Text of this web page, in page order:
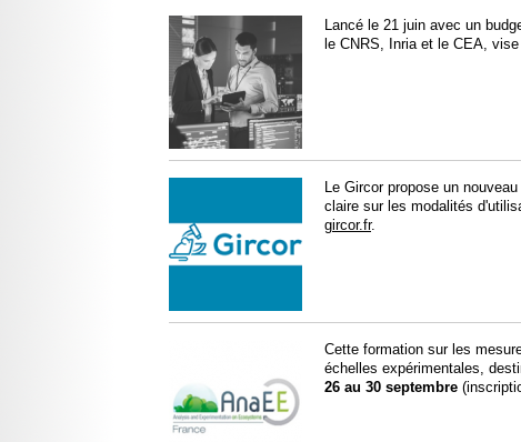
Lancé le 21 juin avec un
le CNRS, Inria et le CEA,
Le Gircor propose un
claire sur les modalités
gircor.fr.
Cette formation sur les
échelles expérimentales,
26 au 30 septembre